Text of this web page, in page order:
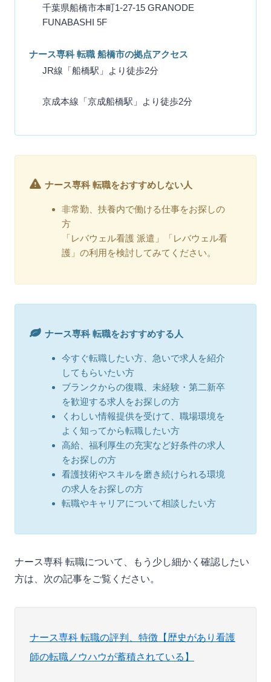
千葉県船橋市本町1-27-15 GRANODE
FUNABASHI 5F
ナース専科 転職 船橋市の拠点アクセス
JR線「船橋駅」より徒歩2分
京成本線「京成船橋駅」より徒歩2分
ナース専科 転職をおすすめしない人
非常勤、扶養内で働ける仕事をお探しの
方
「レバウェル看護 派遣」「レバウェル看
護」の利用を検討してみてください。
ナース専科 転職をおすすめする人
今すぐ転職したい方、急いで求人を紹介
してもらいたい方
ブランクからの復職、未経験・第二新卒
を歓迎する求人をお探しの方
くわしい情報提供を受けて、職場環境を
よく知ってから転職したい方
高給、福利厚生の充実など好条件の求人
をお探しの方
看護技術やスキルを磨き続けられる環境
の求人をお探しの方
転職やキャリアについて相談したい方
ナース専科 転職について、もう少し細かく確認したい
方は、次の記事をご覧ください。
ナース専科 転職の評判、特徴【歴史があり看護
師の転職ノウハウが蓄積されている】